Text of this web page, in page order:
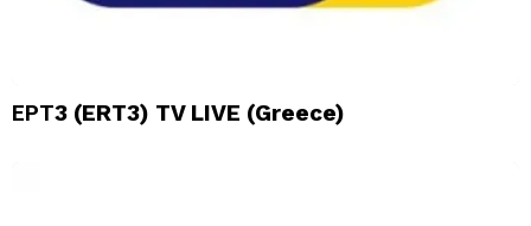
ΕΡΤ3 (ERT3) TV LIVE (Greece)